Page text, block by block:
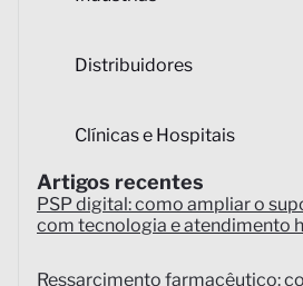
Distribuidores
Clínicas e Hospitais
Artigos recentes
PSP digital: como ampliar o
com tecnologia e atendimento
Ressarcimento farmacêutico: